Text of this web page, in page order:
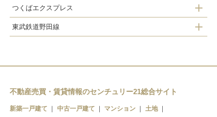
鰭ヶ崎駅
平和台駅
つくばエクスプレス
南流山駅
東武鉄道野田線
初石駅
江戸川台駅
運河駅
不動産売買・賃貸情報のセンチュリー21総合サイト
新築一戸建て 中古一戸建て マンション
土地